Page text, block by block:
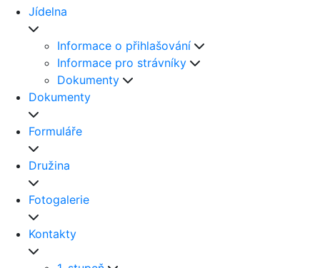
Jídelna
Informace o přihlašování
Informace pro strávníky
Dokumenty
Dokumenty
Formuláře
Družina
Fotogalerie
Kontakty